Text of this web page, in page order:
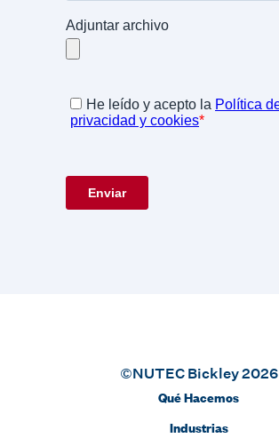
©NUTEC Bickley 2026
Qué Hacemos
Industrias